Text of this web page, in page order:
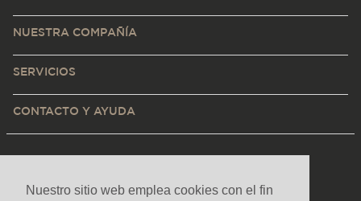
Nuestro sitio web emplea cookies con el fin
NUESTRA COMPAÑÍA
SERVICIOS
CONTACTO Y AYUDA